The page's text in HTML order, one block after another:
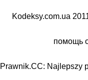
Kodeksy.com.ua
помощь
Prawnik.CC: Najlepszy